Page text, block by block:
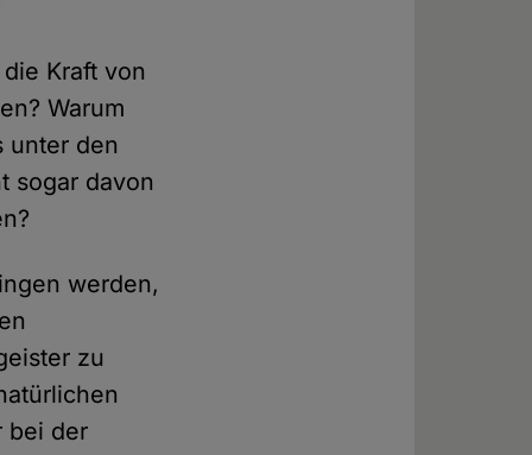
Kraft von
Warum
unter den
sogar davon
werden,
zu
bei der